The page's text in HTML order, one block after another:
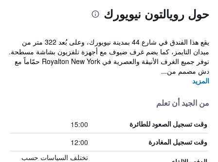
حول رويالتون نيويورك
يقع هذا الفندق في شارع 44 بمدينة نيويورك، وعلى بُعد 322 متر من
ميدان التايمز، كما يضم غرف ضيوف مع أجهزة تلفزيون بشاشة مسطحة.
توفر جميع الغرف الأنيقة والعصرية في Royalton New York حمّاماً مع
دش مصمم من...
المزيد
من الجيد أن تعلم
وقت تسجيل الصعود للطائرة 15:00
وقت تسجيل المغادرة 12:00
تختلف السياسات حسب